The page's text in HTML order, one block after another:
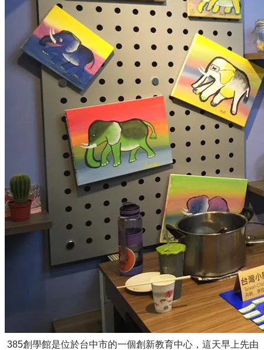
385創學館是位於台中市的一個創新教育中心，這天早上先由